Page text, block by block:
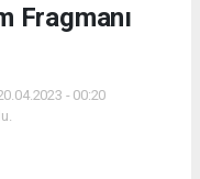
Fragmanı
- 00:20